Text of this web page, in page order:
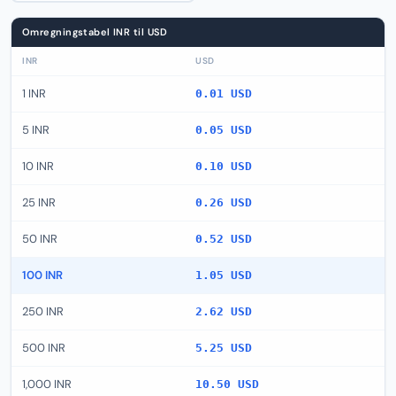
Omregningstabel INR til USD
INR USD
1 INR 0.01 USD
5 INR 0.05 USD
10 INR 0.10 USD
25 INR 0.26 USD
50 INR 0.52 USD
100 INR 1.05 USD
250 INR 2.62 USD
500 INR 5.25 USD
1,000 INR 10.50 USD